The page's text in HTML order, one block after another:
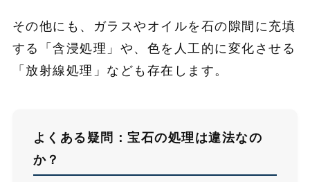
その他にも、ガラスやオイルを石の隙間に充填
する「含浸処理」や、色を人工的に変化させる
「放射線処理」なども存在します。
よくある疑問：宝石の処理は違法なの
か？